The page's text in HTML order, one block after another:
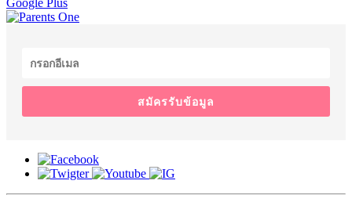
Google Plus
สมัครรับข้อมูล